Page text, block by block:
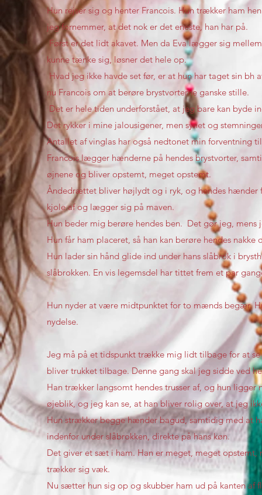
Hun rejser sig og henter Francois. Hun trækker ham
jeg fornemmer, at det nok er det eneste, han har på.
Først er det lidt akavet. Men da Eva lægger sig
kunne tænke sig, løsner det hele op.
Hvad jeg ikke havde set før, er at hun har taget sin bh
nu Francois om at berøre brystvorterne ganske stille.
Det er hele tiden underforstået, at jeg bare kan byde
Det rykker i mine jalousigener, men synet og
Antallet af vinglas har også nedtonet min forventning
Francois lægger hænderne på hendes brystvorter,
øjnene og bliver opstemt, meget opstemt.
Åndedrættet bliver højlydt og i ryk, og hendes hænder
kjole af og lægger sig på maven.
Hun beder mig berøre hendes ben. Det gør jeg,
Hun får ham placeret, så han kan berøre hendes
Hun lader sin hånd glide ind under hans slåbrok i
slåbrokken. En vis legemsdel har tittet frem et par
Hun nyder at være midtpunktet for to mænds begær.
nydelse.
Jeg må på et tidspunkt trække mig lidt tilbage for at
bliver trukket tilbage. Denne gang skal jeg sidde ved
Han trækker langsomt hendes trusser af, og hun
øjeblik, og jeg kan se, at han bliver rolig over, at jeg
Hun strækker begge hænder bagud, samtidig med at
indenfor under slåbrokken, direkte på hans køn.
Det giver et sæt i ham. Han er meget, meget
trækker sig væk.
Nu sætter hun sig op og skubber ham ud på kanten af